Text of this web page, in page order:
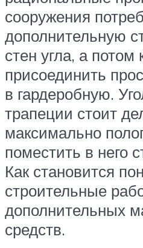
сооружения
дополнительную
стен угла, а потом
присоединить
в гардеробную.
трапеции стоит
максимально
поместить в него
Как становится
строительные
дополнительных
средств.